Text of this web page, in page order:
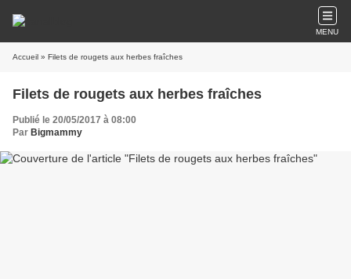
MENU
Accueil » Filets de rougets aux herbes fraîches
Filets de rougets aux herbes fraîches
Publié le 20/05/2017 à 08:00
Par Bigmammy